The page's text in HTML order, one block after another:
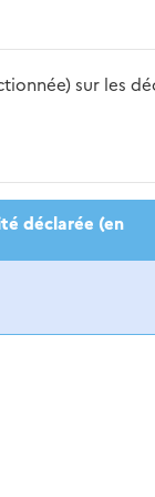
sur les
déclarée (en